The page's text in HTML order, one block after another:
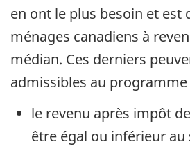
en ont le plus besoin et est
ménages canadiens à
médian. Ces derniers
admissibles au programme
le revenu après impôt
être égal ou inférieur au